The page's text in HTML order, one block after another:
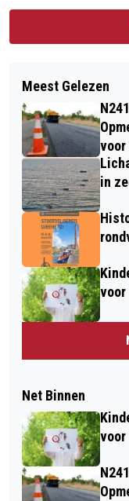
Meest Gelezen
in
Net Binnen